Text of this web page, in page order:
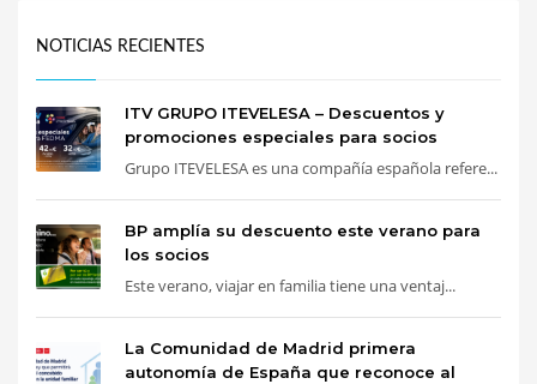
NOTICIAS RECIENTES
ITV GRUPO ITEVELESA – Descuentos y
promociones especiales para socios
Grupo ITEVELESA es una compañía española refere...
BP amplía su descuento este verano para
los socios
Este verano, viajar en familia tiene una ventaj...
La Comunidad de Madrid primera
autonomía de España que reconoce al